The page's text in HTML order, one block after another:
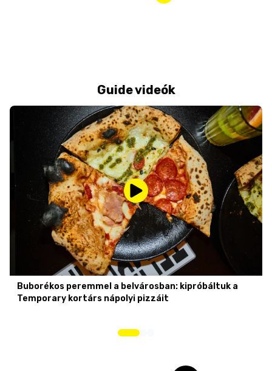
Guide videók
Buborékos peremmel a belvárosban: kipróbáltuk a
Temporary kortárs nápolyi pizzáit